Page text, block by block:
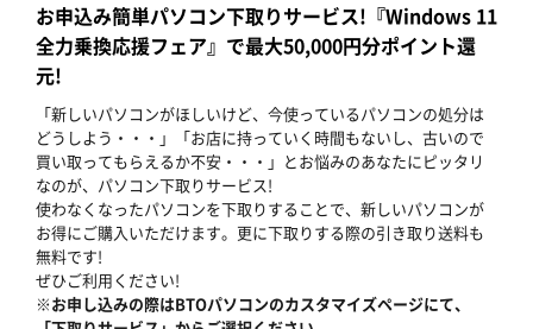
お申込み簡単パソコン下取りサービス!『Windows 11
全力乗換応援フェア』で最大50,000円分ポイント還
元!
「新しいパソコンがほしいけど、今使っているパソコンの処分は
どうしよう・・・」「お店に持っていく時間もないし、古いので
買い取ってもらえるか不安・・・」とお悩みのあなたにピッタリ
なのが、パソコン下取りサービス!
使わなくなったパソコンを下取りすることで、新しいパソコンが
お得にご購入いただけます。更に下取りする際の引き取り送料も
無料です!
ぜひご利用ください!
※お申し込みの際はBTOパソコンのカスタマイズページにて、